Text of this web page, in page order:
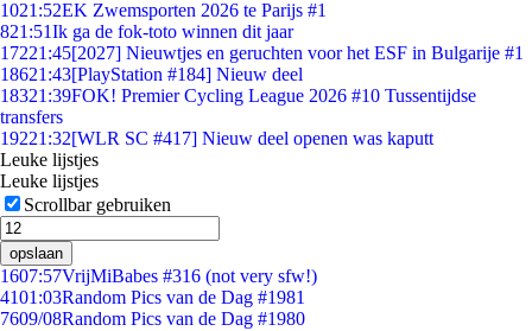
1021:52EK Zwemsporten 2026 te Parijs #1
821:51Ik ga de fok-toto winnen dit jaar
17221:45[2027] Nieuwtjes en geruchten voor het ESF in Bulgarije #1
18621:43[PlayStation #184] Nieuw deel
18321:39FOK! Premier Cycling League 2026 #10 Tussentijdse
transfers
19221:32[WLR SC #417] Nieuw deel openen was kaputt
Leuke lijstjes
Leuke lijstjes
Scrollbar gebruiken
opslaan
1607:57VrijMiBabes #316 (not very sfw!)
4101:03Random Pics van de Dag #1981
7609/08Random Pics van de Dag #1980